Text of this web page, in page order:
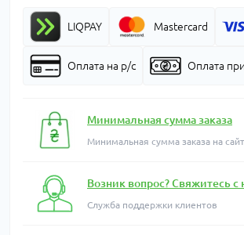
LIQPAY Mastercard
Оплата на р/с Оплата
Минимальная сумма заказа
Минимальная сумма заказа на
Возник вопрос? Свяжитесь с
Служба поддержки клиентов